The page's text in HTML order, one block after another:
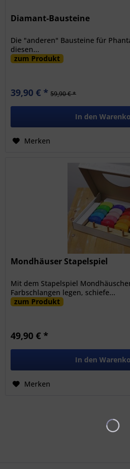
Diamant-Bausteine
Die "anderen" Bausteine für
diesen...
zum Produkt
39,90 € * 59,90 € *
In den
Merken
Mondhäuser Stapelspiel
Mit dem Stapelspiel
Farbschlangen legen, schiefe...
zum Produkt
49,90 € *
In den
Merken